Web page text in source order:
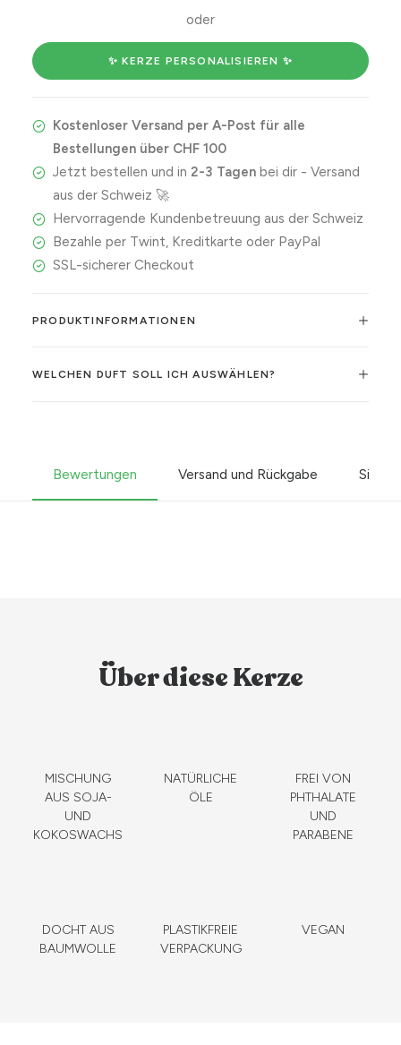
Menge
oder
✨ KERZE PERSONALISIEREN ✨
Kostenloser Versand per A-Post für alle
Bestellungen über CHF 100
Jetzt bestellen und in 2-3 Tagenbei dir - Versand
aus der Schweiz 🚀
Hervorragende Kundenbetreuung aus der Schweiz
Bezahle per Twint, Kreditkarte oder PayPal
SSL-sicherer Checkout
PRODUKTINFORMATIONEN
WELCHEN DUFT SOLL ICH AUSWÄHLEN?
Bewertungen Versand und Rückgabe
Über diese Kerze
MISCHUNG
AUS SOJA-
UND
KOKOSWACHS
NATÜRLICHE
ÖLE
FREI VON
PHTHALATE
UND
PARABENE
DOCHT AUS
BAUMWOLLE
PLASTIKFREIE
VERPACKUNG
VEGAN